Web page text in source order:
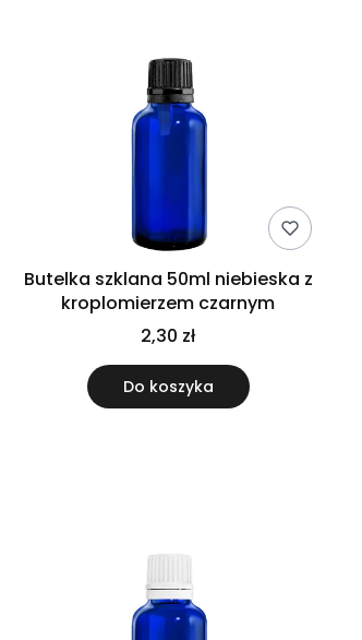
Butelka szklana 50ml niebieska z
kroplomierzem czarnym
2,30 zł
Do koszyka